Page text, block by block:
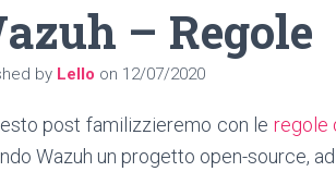
– Regole
by Lello on 12/07/2020
post familizzieremo con le regole
Wazuh un progetto open-source,